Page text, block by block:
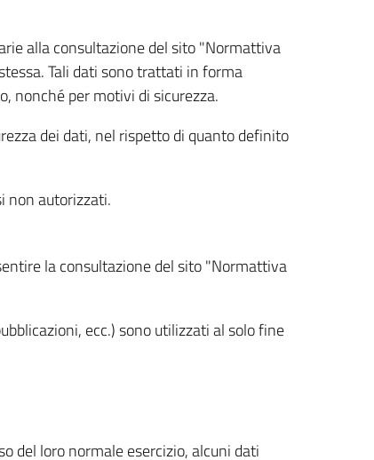
alla consultazione del sito "Normattiva
Tali dati sono trattati in forma
nonché per motivi di sicurezza.
dei dati, nel rispetto di quanto definito
non autorizzati.
la consultazione del sito "Normattiva
ecc.) sono utilizzati al solo fine
del loro normale esercizio, alcuni dati